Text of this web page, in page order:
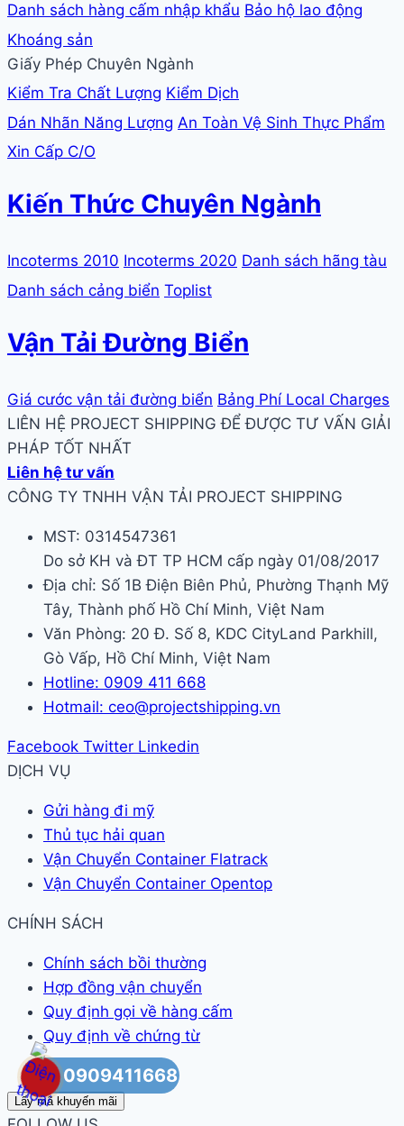
Danh sách hàng cấm nhập khẩu Bảo hộ lao động
Khoáng sản
Giấy Phép Chuyên Ngành
Kiểm Tra Chất Lượng Kiểm Dịch
Dán Nhãn Năng Lượng An Toàn Vệ Sinh Thực Phẩm
Xin Cấp C/O
Kiến Thức Chuyên Ngành
Incoterms 2010 Incoterms 2020 Danh sách hãng tàu
Danh sách cảng biển Toplist
Vận Tải Đường Biển
Giá cước vận tải đường biển Bảng Phí Local Charges
LIÊN HỆ PROJECT SHIPPING ĐỂ ĐƯỢC TƯ VẤN GIẢI
PHÁP TỐT NHẤT
Liên hệ tư vấn
CÔNG TY TNHH VẬN TẢI PROJECT SHIPPING
MST: 0314547361
Do sở KH và ĐT TP HCM cấp ngày 01/08/2017
Địa chỉ: Số 1B Điện Biên Phủ, Phường Thạnh Mỹ
Tây, Thành phố Hồ Chí Minh, Việt Nam
Văn Phòng: 20 Đ. Số 8, KDC CityLand Parkhill,
Gò Vấp, Hồ Chí Minh, Việt Nam
Hotline: 0909 411 668
Hotmail: ceo@projectshipping.vn
Facebook Twitter Linkedin
0909411668
DỊCH VỤ
Gửi hàng đi mỹ
Thủ tục hải quan
Vận Chuyển Container Flatrack
Vận Chuyển Container Opentop
CHÍNH SÁCH
Chính sách bồi thường
Hợp đồng vận chuyển
Quy định gọi về hàng cấm
Quy định về chứng từ
Lấy mã khuyến mãi